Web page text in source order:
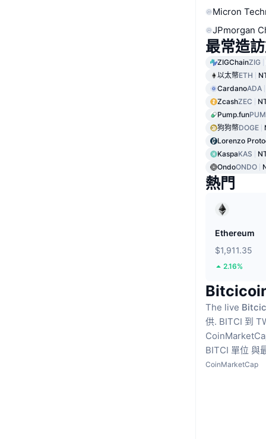
Micron
JPmorgan
最常造
ZIGChainZIG
以太幣ETH
CardanoADA
ZcashZEC
Pump.fun
狗狗幣DOGE
Lorenzo
KaspaKAS
OndoONDO
熱門
Ethereum
$1,911.35
2.16%
The live
供. BITCI 到
BITCI 單位 與
CoinMarketCap